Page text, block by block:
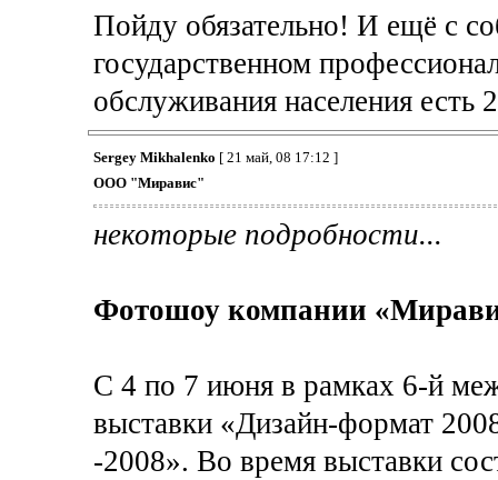
Пойду обязательно! И ещё с
государственном
обслуживания населения
Sergey Mikhalenko [ 21 май, 08 17:12 ]
ООО "Миравис"
некоторые подробности...
Фотошоу компании
С 4 по 7 июня в рамках 6-й
выставки «Дизайн-формат
-2008». Во время выставки